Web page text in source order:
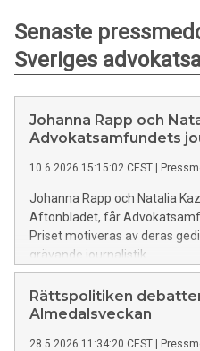
Senaste
Sveriges
Johanna Rapp och
Advokatsamfundets
10.6.2026 15:15:02 CEST
Johanna Rapp och Natalia
Aftonbladet, får
Priset motiveras av deras
grävande journalistik.
Rättspolitiken
Almedalsveckan
28.5.2026 11:34:20 CEST